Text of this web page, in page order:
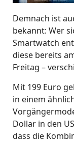
Demnach ist
bekannt: Wer
Smartwatch
diese bereits
Freitag –
Mit 199 Euro
in einem
Dollar in den
dass die